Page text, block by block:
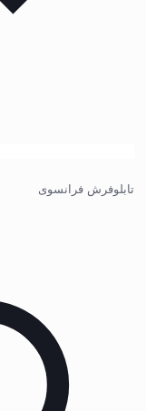
تابلوفرش فرانسوی